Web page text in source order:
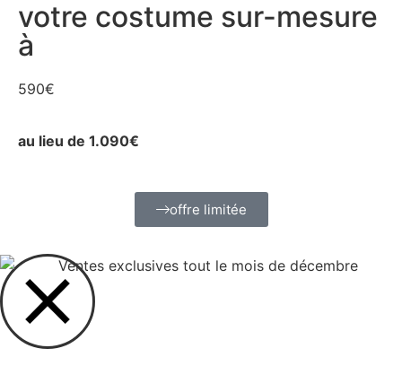
votre costume sur-mesure
à
590€
au lieu de 1.090€
offre limitée